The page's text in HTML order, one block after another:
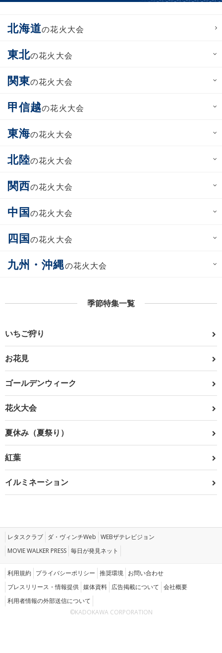
北海道の花火大会
東北の花火大会
関東の花火大会
甲信越の花火大会
東海の花火大会
北陸の花火大会
関西の花火大会
中国の花火大会
四国の花火大会
九州・沖縄の花火大会
季節特集一覧
いちご狩り
お花見
ゴールデンウィーク
花火大会
夏休み（夏祭り）
紅葉
イルミネーション
レタスクラブ ダ・ヴィンチWeb WEBザテレビジョン
MOVIE WALKER PRESS 毎日が発見ネット
利用規約 プライバシーポリシー 推奨環境 お問い合わせ
プレスリリース・情報提供 媒体資料 広告掲載について 会社概要
利用者情報の外部送信について
©KADOKAWA CORPORATION